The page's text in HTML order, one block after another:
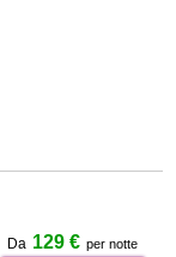
Da 129 € per notte